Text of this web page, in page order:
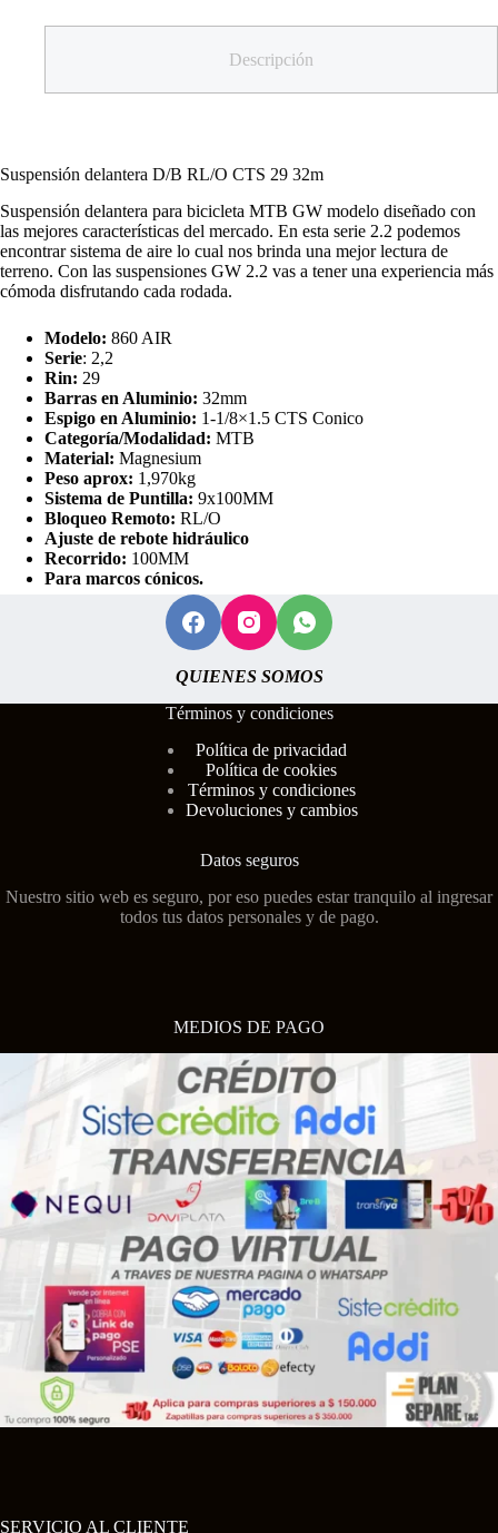
Descripción
Suspensión delantera D/B RL/O CTS 29 32m
Suspensión delantera para bicicleta MTB GW modelo diseñado con
las mejores características del mercado. En esta serie 2.2 podemos
encontrar sistema de aire lo cual nos brinda una mejor lectura de
terreno. Con las suspensiones GW 2.2 vas a tener una experiencia más
cómoda disfrutando cada rodada.
Modelo: 860 AIR
Serie: 2,2
Rin: 29
Barras en Aluminio: 32mm
Espigo en Aluminio: 1-1/8×1.5 CTS Conico
Categoría/Modalidad: MTB
Material: Magnesium
Peso aprox: 1,970kg
Sistema de Puntilla: 9x100MM
Bloqueo Remoto: RL/O
Ajuste de rebote hidráulico
Recorrido: 100MM
Para marcos cónicos.
QUIENES SOMOS
Términos y condiciones
Política de privacidad
Política de cookies
Términos y condiciones
Devoluciones y cambios
Datos seguros
Nuestro sitio web es seguro, por eso puedes estar tranquilo al ingresar
todos tus datos personales y de pago.
MEDIOS DE PAGO
SERVICIO AL CLIENTE